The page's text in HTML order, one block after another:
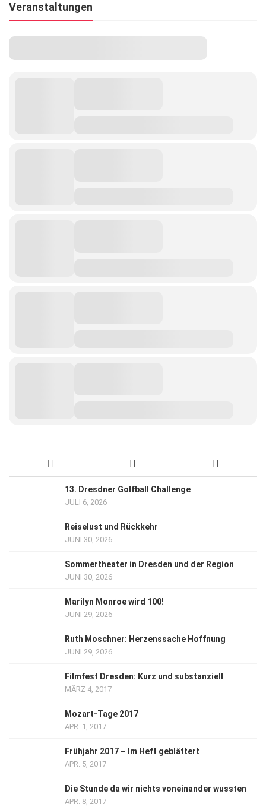
Veranstaltungen
13. Dresdner Golfball Challenge
JULI 6, 2026
Reiselust und Rückkehr
JUNI 30, 2026
Sommertheater in Dresden und der Region
JUNI 30, 2026
Marilyn Monroe wird 100!
JUNI 29, 2026
Ruth Moschner: Herzenssache Hoffnung
JUNI 29, 2026
Filmfest Dresden: Kurz und substanziell
MÄRZ 4, 2017
Mozart-Tage 2017
APR. 1, 2017
Frühjahr 2017 – Im Heft geblättert
APR. 5, 2017
Die Stunde da wir nichts voneinander wussten
APR. 8, 2017